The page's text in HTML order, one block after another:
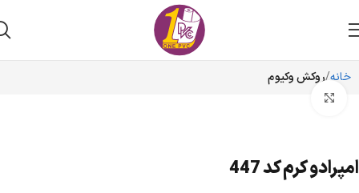
خانه روکش وکیوم
امپرادو کرم کد 447